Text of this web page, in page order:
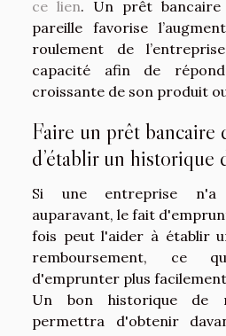
ce lien. Un prêt bancaire
pareille favorise
roulement de
capacité afin de
croissante de son produit
Faire un prêt bancaire
d’établir un historique
Si une entreprise n'a
auparavant, le fait
fois peut l'aider à établir
remboursement, ce
d'emprunter plus
Un bon historique de
permettra d'obtenir